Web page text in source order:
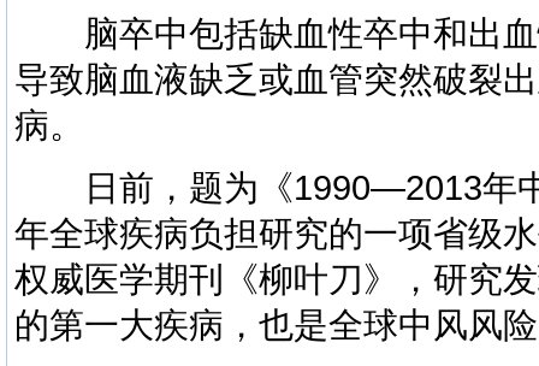
脑卒中包括缺血性卒中和出血
导致脑血液缺乏或血管突然破裂
病。
日前，题为《1990—2013年中
年全球疾病负担研究的一项省级
权威医学期刊《柳叶刀》，研究
的第一大疾病，也是全球中风风